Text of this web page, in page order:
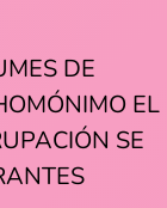
DE
EL
SE